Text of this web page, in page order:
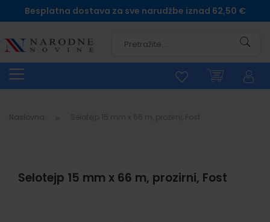
Besplatna dostava za sve narudžbe iznad 62,50 €
Naslovna
Selotejp 15 mm x 66 m, prozirni, Fost